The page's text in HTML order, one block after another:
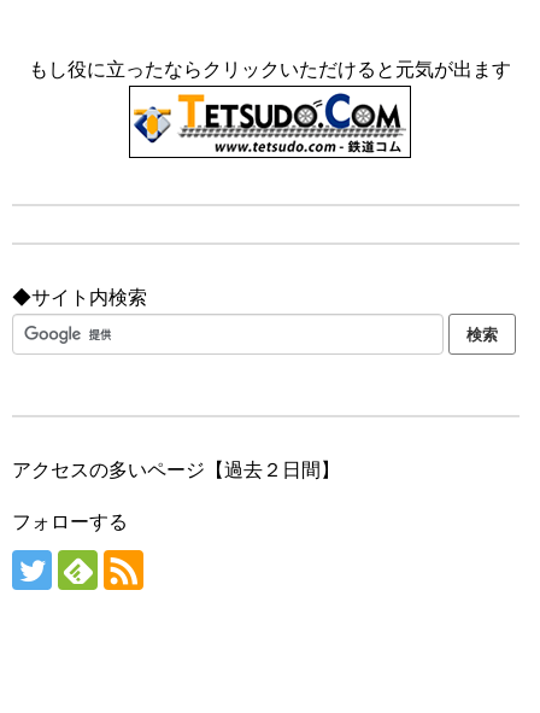
もし役に立ったならクリックいただけると元気が出ます
◆サイト内検索
アクセスの多いページ【過去２日間】
フォローする